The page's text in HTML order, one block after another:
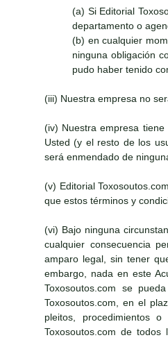
(a) Si Editorial
departamento o
(b) en cualquier
ninguna obligación
pudo haber tenido
(iii) Nuestra empresa no
(iv) Nuestra empresa
Usted (y el resto de los
será enmendado de
(v) Editorial
que estos términos y
(vi) Bajo ninguna
cualquier consecuencia
amparo legal, sin tener
embargo, nada en este
Toxosoutos.com se
Toxosoutos.com, en el
pleitos, procedimientos
Toxosoutos.com de